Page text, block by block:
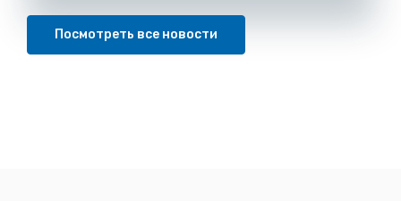
Посмотреть все новости